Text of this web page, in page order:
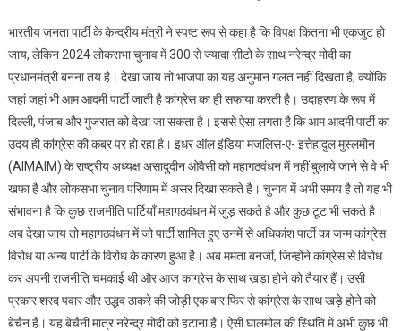
भारतीय जनता पार्टी के केन्द्रीय मंत्री ने स्पष्ट रूप से कहा है कि विपक्ष कितना भी एकजुट हो
जाय, लेकिन 2024 लोकसभा चुनाव में 300 से ज्यादा सीटो के साथ नरेन्द्र मोदी का
प्रधानमंत्री बनना तय है। देखा जाय तो भाजपा का यह अनुमान गलत नहीं दिखता है, क्योंकि
जहां जहां भी आम आदमी पार्टी जाती है कांग्रेस का ही सफाया करती है। उदाहरण के रूप में
दिल्ली, पंजाब और गुजरात को देखा जा सकता है। इससे ऐसा लगता है कि आम आदमी पार्टी का
उदय ही कांग्रेस की कब्र पर हो रहा है। इधर ऑल इंडिया मजलिस-ए- इत्तेहादुल मुस्लमीन
(AIMAIM) के राष्ट्रीय अध्यक्ष असादुदीन ओवैसी को महागठवंधन में नहीं बुलाये जाने से वे भी
खफा है और लोकसभा चुनाव परिणाम में असर दिखा सकते है। चुनाव में अभी समय है तो यह भी
संभावना है कि कुछ राजनीति पार्टियाँ महागठवंधन में जुड़ सकते है और कुछ टूट भी सकते है।
अब देखा जाय तो महागठवंधन में जो पार्टी शामिल हुए उनमें से अधिकांश पार्टी का जन्म कांग्रेस
विरोध या अन्य पार्टी के विरोध के कारण हुआ है। अब ममता बनर्जी, जिन्होंने कांग्रेस से विरोध
कर अपनी राजनीति चमकाई थी और आज कांग्रेस के साथ खड़ा होने को तैयार हैं। उसी
प्रकार शरद पवार और उद्धव ठाकरे की जोड़ी एक बार फिर से कांग्रेस के साथ खड़े होने को
बेचैन हैं। यह बेचैनी मात्र नरेन्द्र मोदी को हटाना है। ऐसी घालमोल की स्थिति में अभी कुछ भी